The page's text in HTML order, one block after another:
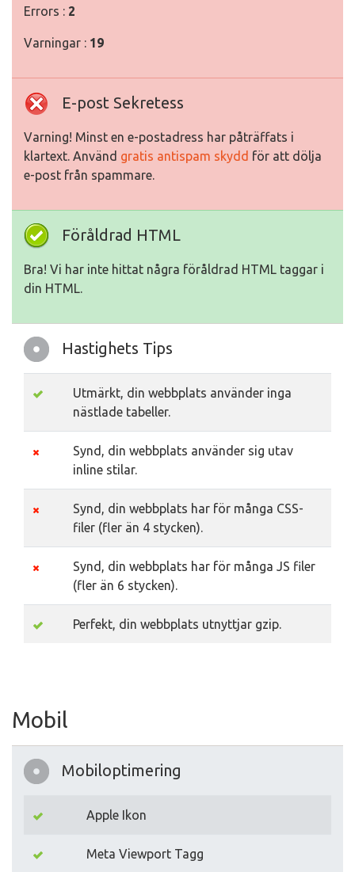
Errors : 2
Varningar : 19
E-post Sekretess
Varning! Minst en e-postadress har påträffats i
klartext. Använd gratis antispam skydd för att dölja
e-post från spammare.
Föråldrad HTML
Bra! Vi har inte hittat några föråldrad HTML taggar i
din HTML.
Hastighets Tips
Utmärkt, din webbplats använder inga
nästlade tabeller.
Synd, din webbplats använder sig utav
inline stilar.
Synd, din webbplats har för många CSS-
filer (fler än 4 stycken).
Synd, din webbplats har för många JS filer
(fler än 6 stycken).
Perfekt, din webbplats utnyttjar gzip.
Mobil
Mobiloptimering
Apple Ikon
Meta Viewport Tagg